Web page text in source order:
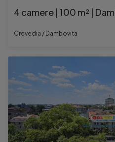
4 camere | 100 m² |
Crevedia / Dambovita